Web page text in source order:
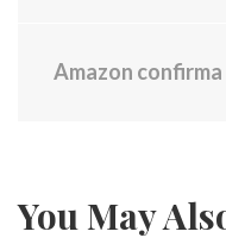
You May